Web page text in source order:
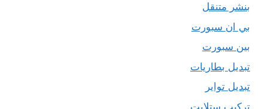
بنشر متنقل
بي ان سبورت
بين سبورت
تبديل بطاريات
تبديل تواير
تركيب ستلايت